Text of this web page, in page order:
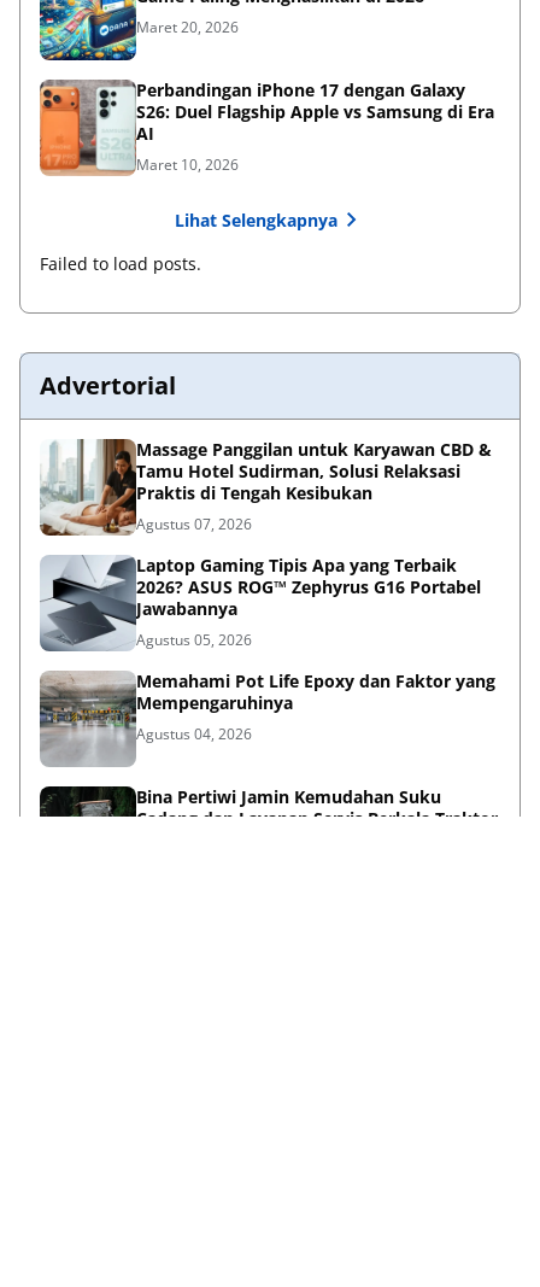
Maret 20, 2026
Perbandingan iPhone 17 dengan Galaxy
S26: Duel Flagship Apple vs Samsung di Era
AI
Maret 10, 2026
Lihat Selengkapnya
Failed to load posts.
Advertorial
Massage Panggilan untuk Karyawan CBD &
Tamu Hotel Sudirman, Solusi Relaksasi
Praktis di Tengah Kesibukan
Agustus 07, 2026
Laptop Gaming Tipis Apa yang Terbaik
2026? ASUS ROG™ Zephyrus G16 Portabel
Jawabannya
Agustus 05, 2026
Memahami Pot Life Epoxy dan Faktor yang
Mempengaruhinya
Agustus 04, 2026
Bina Pertiwi Jamin Kemudahan Suku
Cadang dan Layanan Servis Berkala Traktor